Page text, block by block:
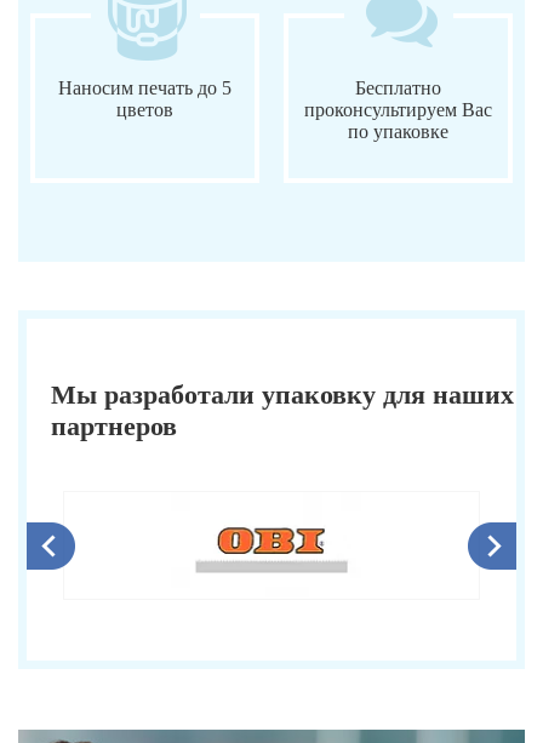
Наносим печать до 5
цветов
Бесплатно
проконсультируем Вас
по упаковке
Мы разработали упаковку для наших
партнеров